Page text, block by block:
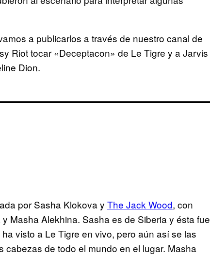
a publicarlos a través de nuestro canal de
Riot tocar «Deceptacon» de Le Tigre y a Jarvis
Dion.
por Sasha Klokova y The Jack Wood, con
Masha Alekhina. Sasha es de Siberia y ésta fue
visto a Le Tigre en vivo, pero aún así se las
de todo el mundo en el lugar. Masha